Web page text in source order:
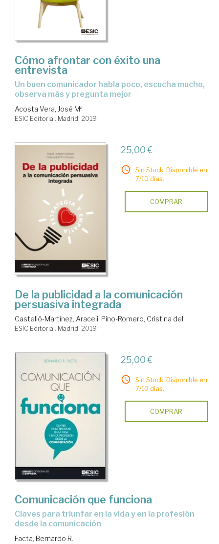
Cómo afrontar con éxito una
entrevista
un buen comunicador habla poco, escucha mucho,
observa más y pregunta mejor
Acosta Vera, José Mª
ESIC Editorial. Madrid, 2019
25,00 €
Sin Stock. Disponible en
7/10 días.
COMPRAR
De la publicidad a la comunicación
persuasiva integrada
Castelló-Martínez, Araceli; Pino-Romero, Cristina del
ESIC Editorial. Madrid, 2019
25,00 €
Sin Stock. Disponible en
7/10 días.
COMPRAR
Comunicación que funciona
claves para triunfar en la vida y en la profesión
desde la comunicación
Facta, Bernardo R.